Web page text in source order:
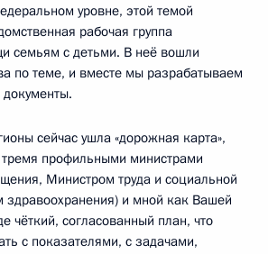
уровне, этой темой
рабочая группа
семьям с детьми. В неё вошли
по теме, и вместе мы разрабатываем
сейчас ушла «дорожная карта»,
тремя профильными министрами
Министром труда и социальной
и мной как Вашей
чёткий, согласованный план, что
с показателями, с задачами,